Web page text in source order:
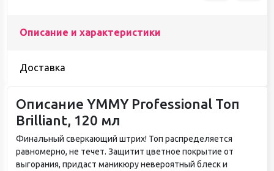
Описание и характеристики
Доставка
Описание YMMY Professional Топ
Brilliant, 120 мл
Финальный сверкающий штрих! Топ распределяется
равномерно, не течет. Защитит цветное покрытие от
выгорания, придаст маникюру невероятный блеск и